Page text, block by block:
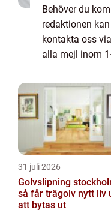
Behöver du
redaktionen
kontakta oss
alla mejl inom
kommentarer
31 juli 2026
Golvslipning
så får trägolv nytt liv
att bytas ut